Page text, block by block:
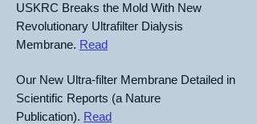
USKRC Breaks the Mold With New
Revolutionary Ultrafilter Dialysis
Membrane. Read
Our New Ultra-filter Membrane Detailed in
Scientific Reports (a Nature
Publication). Read